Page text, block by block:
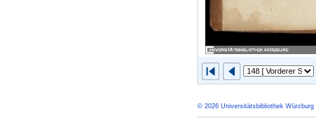
© 2026 Universitätsbibliothek Würzburg